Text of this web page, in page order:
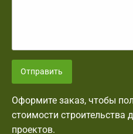
Отправить
Оформите заказ, чтобы
стоимости строительства
проектов.